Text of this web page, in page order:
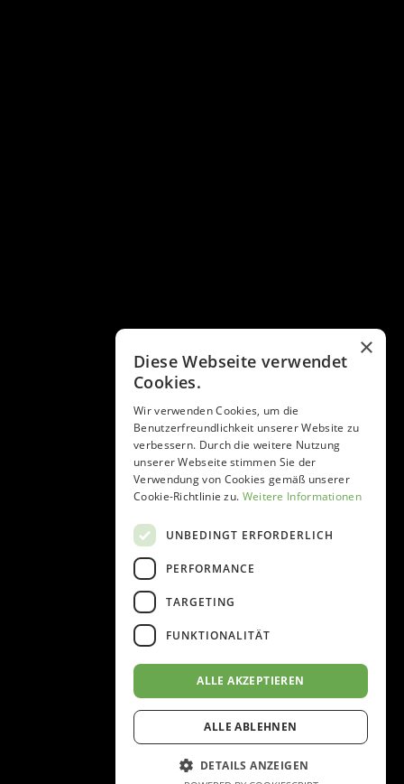
×
Diese Webseite verwendet
Cookies.
Wir verwenden Cookies, um die
Benutzerfreundlichkeit unserer Website zu
verbessern. Durch die weitere Nutzung
unserer Webseite stimmen Sie der
Verwendung von Cookies gemäß unserer
Cookie-Richtlinie zu. Weitere Informationen
UNBEDINGT ERFORDERLICH
PERFORMANCE
TARGETING
FUNKTIONALITÄT
ALLE AKZEPTIEREN
ALLE ABLEHNEN
DETAILS ANZEIGEN